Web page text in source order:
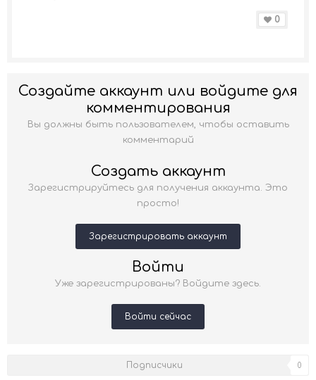
0
Создайте аккаунт или войдите для
комментирования
Вы должны быть пользователем, чтобы оставить
комментарий
Создать аккаунт
Зарегистрируйтесь для получения аккаунта. Это
просто!
Зарегистрировать аккаунт
Войти
Уже зарегистрированы? Войдите здесь.
Войти сейчас
Подписчики 0